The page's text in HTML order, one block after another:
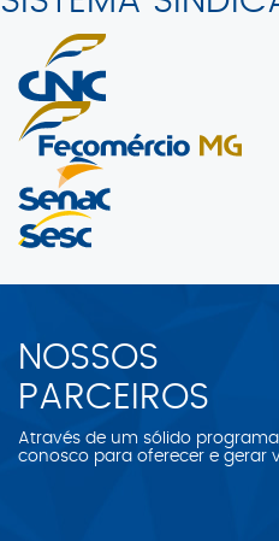
NOSSOS
PARCEIROS
Através de um sólido
conosco para oferecer e gerar